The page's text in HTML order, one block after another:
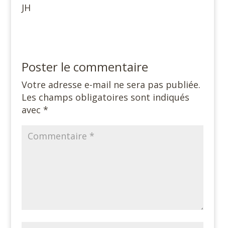
JH
Poster le commentaire
Votre adresse e-mail ne sera pas publiée.
Les champs obligatoires sont indiqués
avec *